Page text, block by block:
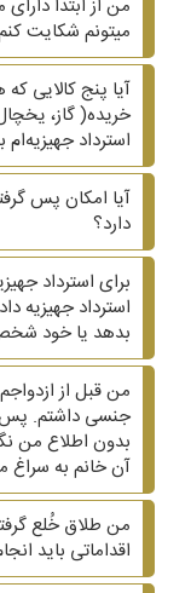
من از ابتدا
میتونم شکایت
آیا پنج کالایی
خریده( گاز،
استرداد
آیا امکان پس
دارد؟
برای استرداد
استرداد جهیزیه
بدهد یا خود
من قبل از
جنسی داشتم. پس
بدون اطلاع من
آن خانم به سراغ
من طلاق خُلع
اقداماتی باید